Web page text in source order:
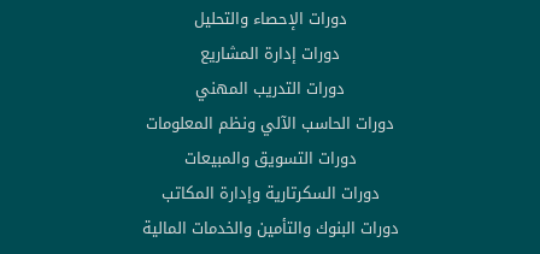
دورات الإحصاء والتحليل
دورات إدارة المشاريع
دورات التدريب المهني
دورات الحاسب الآلي ونظم المعلومات
دورات التسويق والمبيعات
دورات السكرتارية وإدارة المكاتب
دورات البنوك والتأمين والخدمات المالية